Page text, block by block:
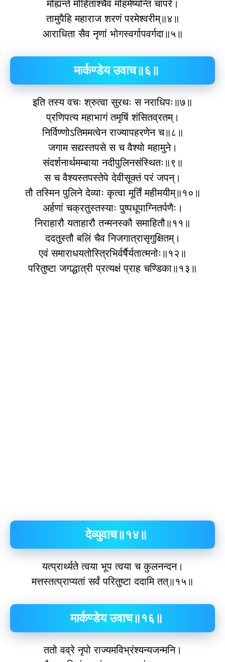
मोह्यन्ते मोहिताश्‍चैव मोहमेष्यन्ति चापरे।
तामुपैहि महाराज शरणं परमेश्‍वरीम्॥४॥
आराधिता सैव नृणां भोगस्वर्गापवर्गदा॥५॥
मार्कण्डेय उवाच॥६॥
इति तस्य वचः श्रुत्वा सुरथः स नराधिपः॥७॥
प्रणिपत्य महाभागं तमृषिं शंसितव्रतम्।
निर्विण्णोऽतिममत्वेन राज्यापहरणेन च॥८॥
जगाम सद्यस्तपसे स च वैश्यो महामुने।
संदर्शनार्थमम्बाया नदीपुलिनसंस्थितः॥९॥
स च वैश्यस्तपस्तेपे देवीसूक्तं परं जपन्।
तौ तस्मिन पुलिने देव्याः कृत्वा मूर्तिं महीमयीम्॥१०॥
अर्हणां चक्रतुस्तस्याः पुष्पधूपाग्नितर्पणैः।
निराहारौ यताहारौ तन्मनस्कौ समाहितौ॥११॥
ददतुस्तौ बलिं चैव निजगात्रासृगुक्षितम्।
एवं समाराधयतोस्त्रिभिर्वर्षैर्यतात्मनोः॥१२॥
परितुष्टा जगद्धात्री प्रत्यक्षं प्राह चण्डिका॥१३॥
देव्युवाच॥१४॥
यत्प्रार्थ्यते त्वया भूप त्वया च कुलनन्दन।
मत्तस्तत्प्राप्यतां सर्वं परितुष्टा ददामि तत्॥१५॥
मार्कण्डेय उवाच॥१६॥
ततो वव्रे नृपो राज्यमविभ्रंश्‍यन्यजन्मनि।